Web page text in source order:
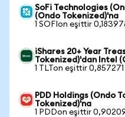
SoFi Technologies
(Ondo Tokenized)'na
1 SOFIon eşittir
iShares 20+ Year
Tokenized)'dan Intel
1 TLTon eşittir
PDD Holdings (Ondo
Tokenized)'na
1 PDDon eşittir